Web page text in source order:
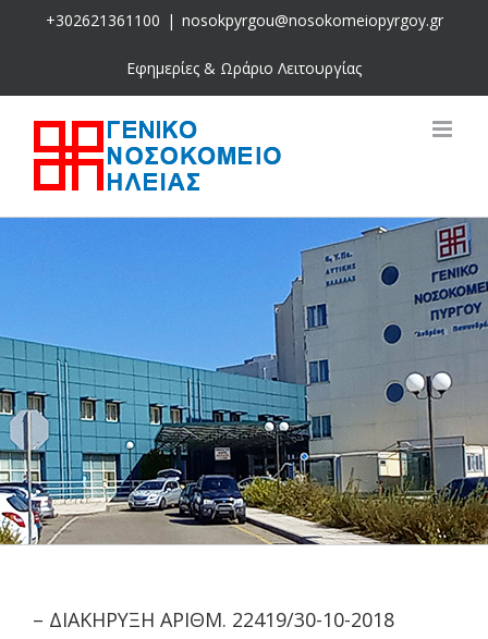
+302621361100 | nosokpyrgou@nosokomeiopyrgoy.gr
Εφημερίες & Ωράριο Λειτουργίας
– ΔΙΑΚΗΡΥΞΗ ΑΡΙΘΜ. 22419/30-10-2018